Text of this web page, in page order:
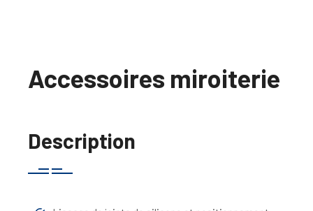
Accessoires miroiterie
Description